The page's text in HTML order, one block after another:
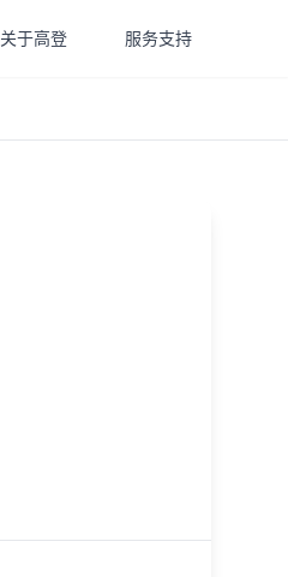
关于高登 服务支持